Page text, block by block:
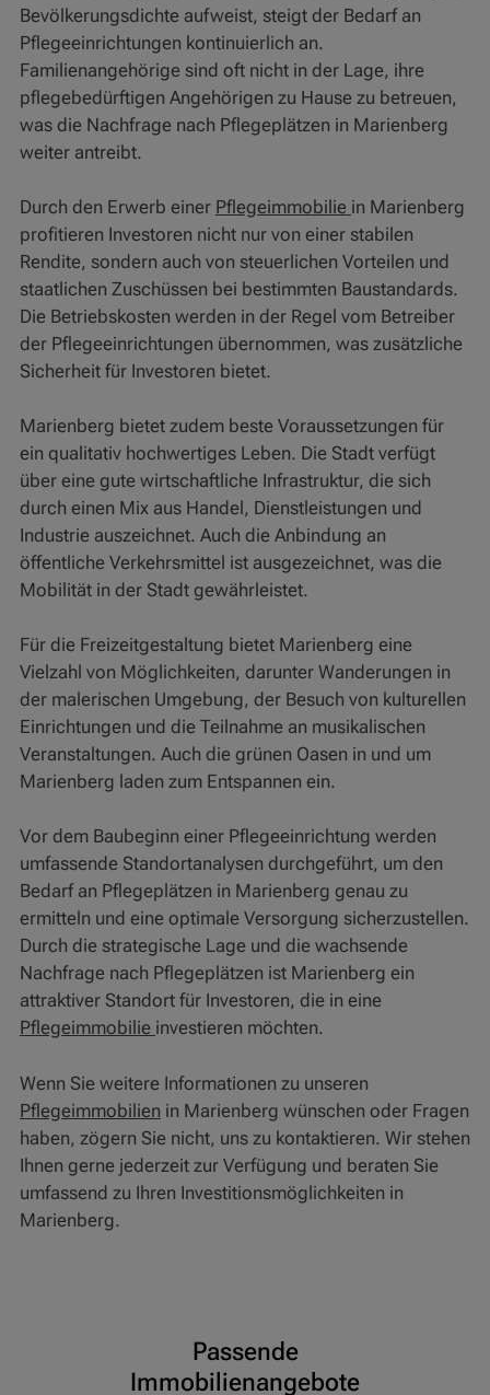
Bevölkerungsdichte aufweist, steigt der Bedarf an
Pflegeeinrichtungen kontinuierlich an.
Familienangehörige sind oft nicht in der Lage, ihre
pflegebedürftigen Angehörigen zu Hause zu betreuen,
was die Nachfrage nach Pflegeplätzen in Marienberg
weiter antreibt.
Durch den Erwerb einer Pflegeimmobilie in Marienberg
profitieren Investoren nicht nur von einer stabilen
Rendite, sondern auch von steuerlichen Vorteilen und
staatlichen Zuschüssen bei bestimmten Baustandards.
Die Betriebskosten werden in der Regel vom Betreiber
der Pflegeeinrichtungen übernommen, was zusätzliche
Sicherheit für Investoren bietet.
Marienberg bietet zudem beste Voraussetzungen für
ein qualitativ hochwertiges Leben. Die Stadt verfügt
über eine gute wirtschaftliche Infrastruktur, die sich
durch einen Mix aus Handel, Dienstleistungen und
Industrie auszeichnet. Auch die Anbindung an
öffentliche Verkehrsmittel ist ausgezeichnet, was die
Mobilität in der Stadt gewährleistet.
Für die Freizeitgestaltung bietet Marienberg eine
Vielzahl von Möglichkeiten, darunter Wanderungen in
der malerischen Umgebung, der Besuch von kulturellen
Einrichtungen und die Teilnahme an musikalischen
Veranstaltungen. Auch die grünen Oasen in und um
Marienberg laden zum Entspannen ein.
Vor dem Baubeginn einer Pflegeeinrichtung werden
umfassende Standortanalysen durchgeführt, um den
Bedarf an Pflegeplätzen in Marienberg genau zu
ermitteln und eine optimale Versorgung sicherzustellen.
Durch die strategische Lage und die wachsende
Nachfrage nach Pflegeplätzen ist Marienberg ein
attraktiver Standort für Investoren, die in eine
Pflegeimmobilie investieren möchten.
Wenn Sie weitere Informationen zu unseren
Pflegeimmobilien in Marienberg wünschen oder Fragen
haben, zögern Sie nicht, uns zu kontaktieren. Wir stehen
Ihnen gerne jederzeit zur Verfügung und beraten Sie
umfassend zu Ihren Investitionsmöglichkeiten in
Marienberg.
Passende
Immobilienangebote